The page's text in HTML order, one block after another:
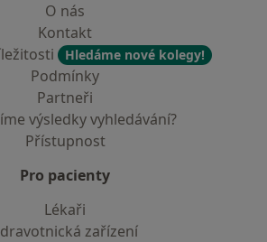
O nás
Kontakt
Hledáme nové kolegy!
Podmínky
Partneři
výsledky vyhledávání?
Přístupnost
Pro pacienty
Lékaři
zařízení